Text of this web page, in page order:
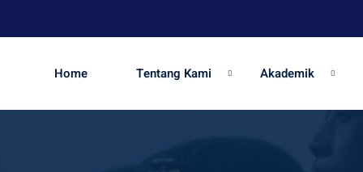
Home Tentang Kami Akademik